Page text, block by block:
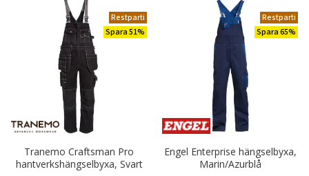
Restparti
Spara 51%
Tranemo Craftsman Pro
hantverkshängselbyxa, Svart
Restparti
Spara 65%
Engel Enterprise hängselbyxa,
Marin/Azurblå